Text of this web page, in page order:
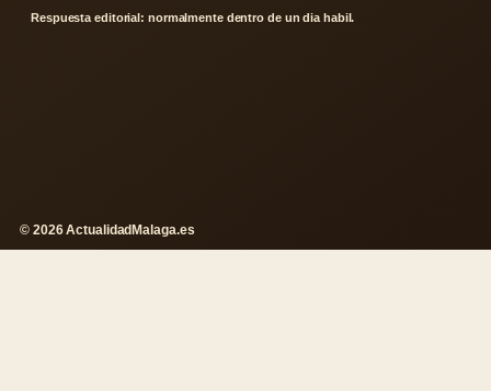
Respuesta editorial: normalmente dentro de un dia habil.
© 2026 ActualidadMalaga.es